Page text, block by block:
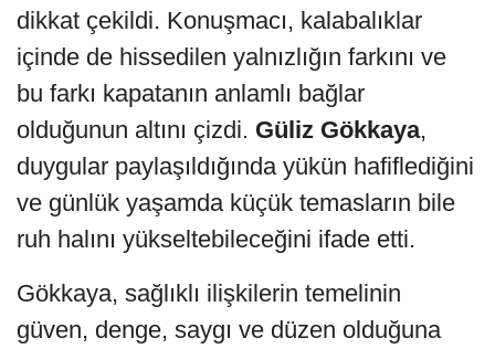
dikkat çekildi. Konuşmacı, kalabalıklar
içinde de hissedilen yalnızlığın farkını ve
bu farkı kapatanın anlamlı bağlar
olduğunun altını çizdi. Güliz Gökkaya,
duygular paylaşıldığında yükün hafiflediğini
ve günlük yaşamda küçük temasların bile
ruh halını yükseltebileceğini ifade etti.
Gökkaya, sağlıklı ilişkilerin temelinin
güven, denge, saygı ve düzen olduğuna